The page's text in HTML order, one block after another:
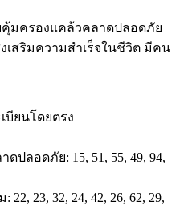
คุ้มครองแคล้วคลาดปลอดภัย
เสริมความสำเร็จในชีวิต มีคน
บียนโดยตรง
ปลอดภัย: 15, 51, 55, 49, 94,
23, 32, 24, 42, 26, 62, 29,